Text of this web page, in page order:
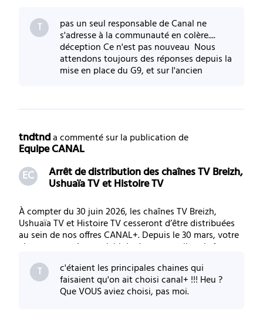
abonnement s’est enrichi de deux nouvelles chaînes
dédiées à la nature et aux animaux : LOVE NATURE,
chaîne premium de documentaires animali
T pas un seul responsable de Canal ne
s'adresse à la communauté en colère....
déception Ce n'est pas nouveau Nous
attendons toujours des réponses depuis la
mise en place du G9, et sur l'ancien
tndtnd a commenté sur la publication de
Equipe CANAL
EC
Arrêt de distribution des chaînes TV Breizh,
Ushuaïa TV et Histoire TV
À compter du 30 juin 2026, les chaînes TV Breizh,
Ushuaïa TV et Histoire TV cesseront d’être distribuées
au sein de nos offres CANAL+. Depuis le 30 mars, votre
abonnement s’est enrichi de deux nouvelles chaînes
dédiées à la nature et aux animaux : LOVE NATURE,
chaîne premium de documentaires animali
T c'étaient les principales chaines qui
faisaient qu'on ait choisi canal+ !!! Heu ?
Que VOUS aviez choisi, pas moi.